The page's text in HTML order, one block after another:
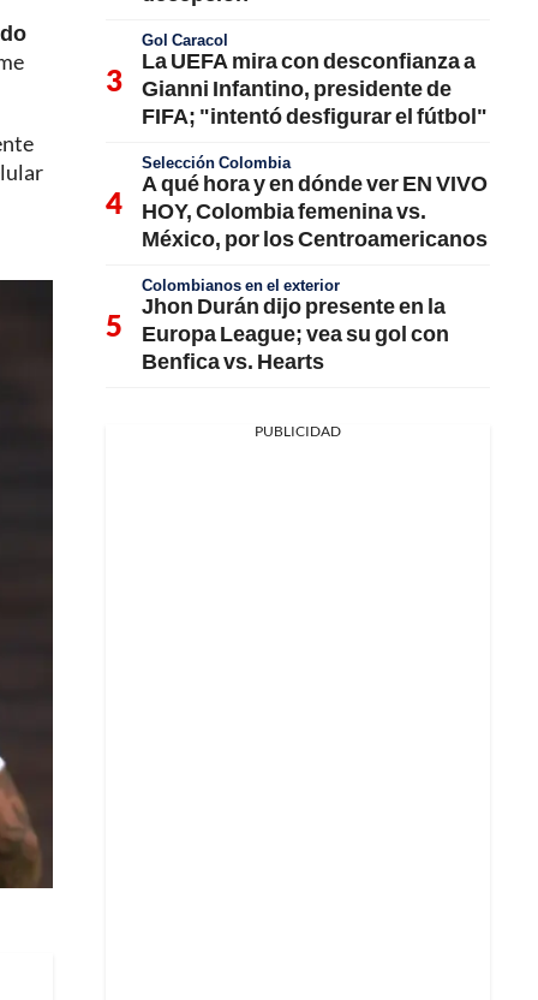
Gol Caracol
La UEFA mira con desconfianza a
Gianni Infantino, presidente de
FIFA; "intentó desfigurar el fútbol"
Selección Colombia
A qué hora y en dónde ver EN VIVO
HOY, Colombia femenina vs.
México, por los Centroamericanos
Colombianos en el exterior
Jhon Durán dijo presente en la
Europa League; vea su gol con
Benfica vs. Hearts
PUBLICIDAD